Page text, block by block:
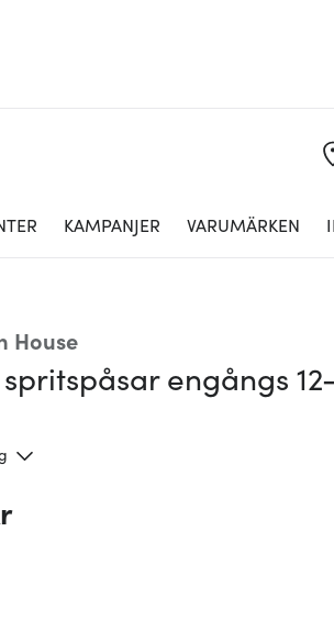
KAMPANJER VARUMÄRKEN
House
spritspåsar engångs